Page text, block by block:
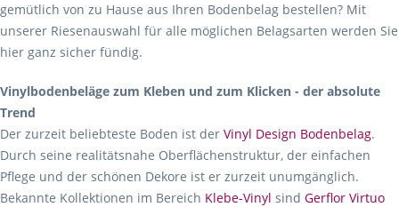
gemütlich von zu Hause aus Ihren Bodenbelag bestellen? Mit
unserer Riesenauswahl für alle möglichen Belagsarten werden Sie
hier ganz sicher fündig.
Vinylbodenbeläge zum Kleben und zum Klicken - der absolute
Trend
Der zurzeit beliebteste Boden ist der Vinyl Design Bodenbelag.
Durch seine realitätsnahe Oberflächenstruktur, der einfachen
Pflege und der schönen Dekore ist er zurzeit unumgänglich.
Bekannte Kollektionen im Bereich Klebe-Vinyl sind Gerflor Virtuo